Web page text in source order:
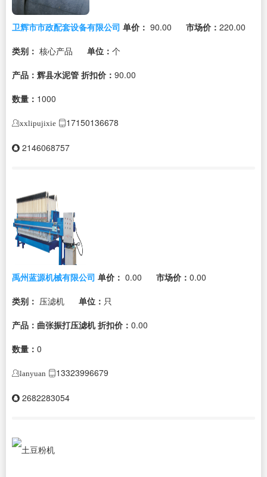
卫辉市市政配套设备有限公司 单价： 90.00 市场价： 220.00
类别： 核心产品 单位： 个
产品：辉县水泥管 折扣价： 90.00
数量： 1000
xxlipujixie 17150136678
2146068757
禹州蓝源机械有限公司 单价： 0.00 市场价： 0.00
类别： 压滤机 单位： 只
产品：曲张振打压滤机 折扣价： 0.00
数量： 0
lanyuan 13323996679
2682283054